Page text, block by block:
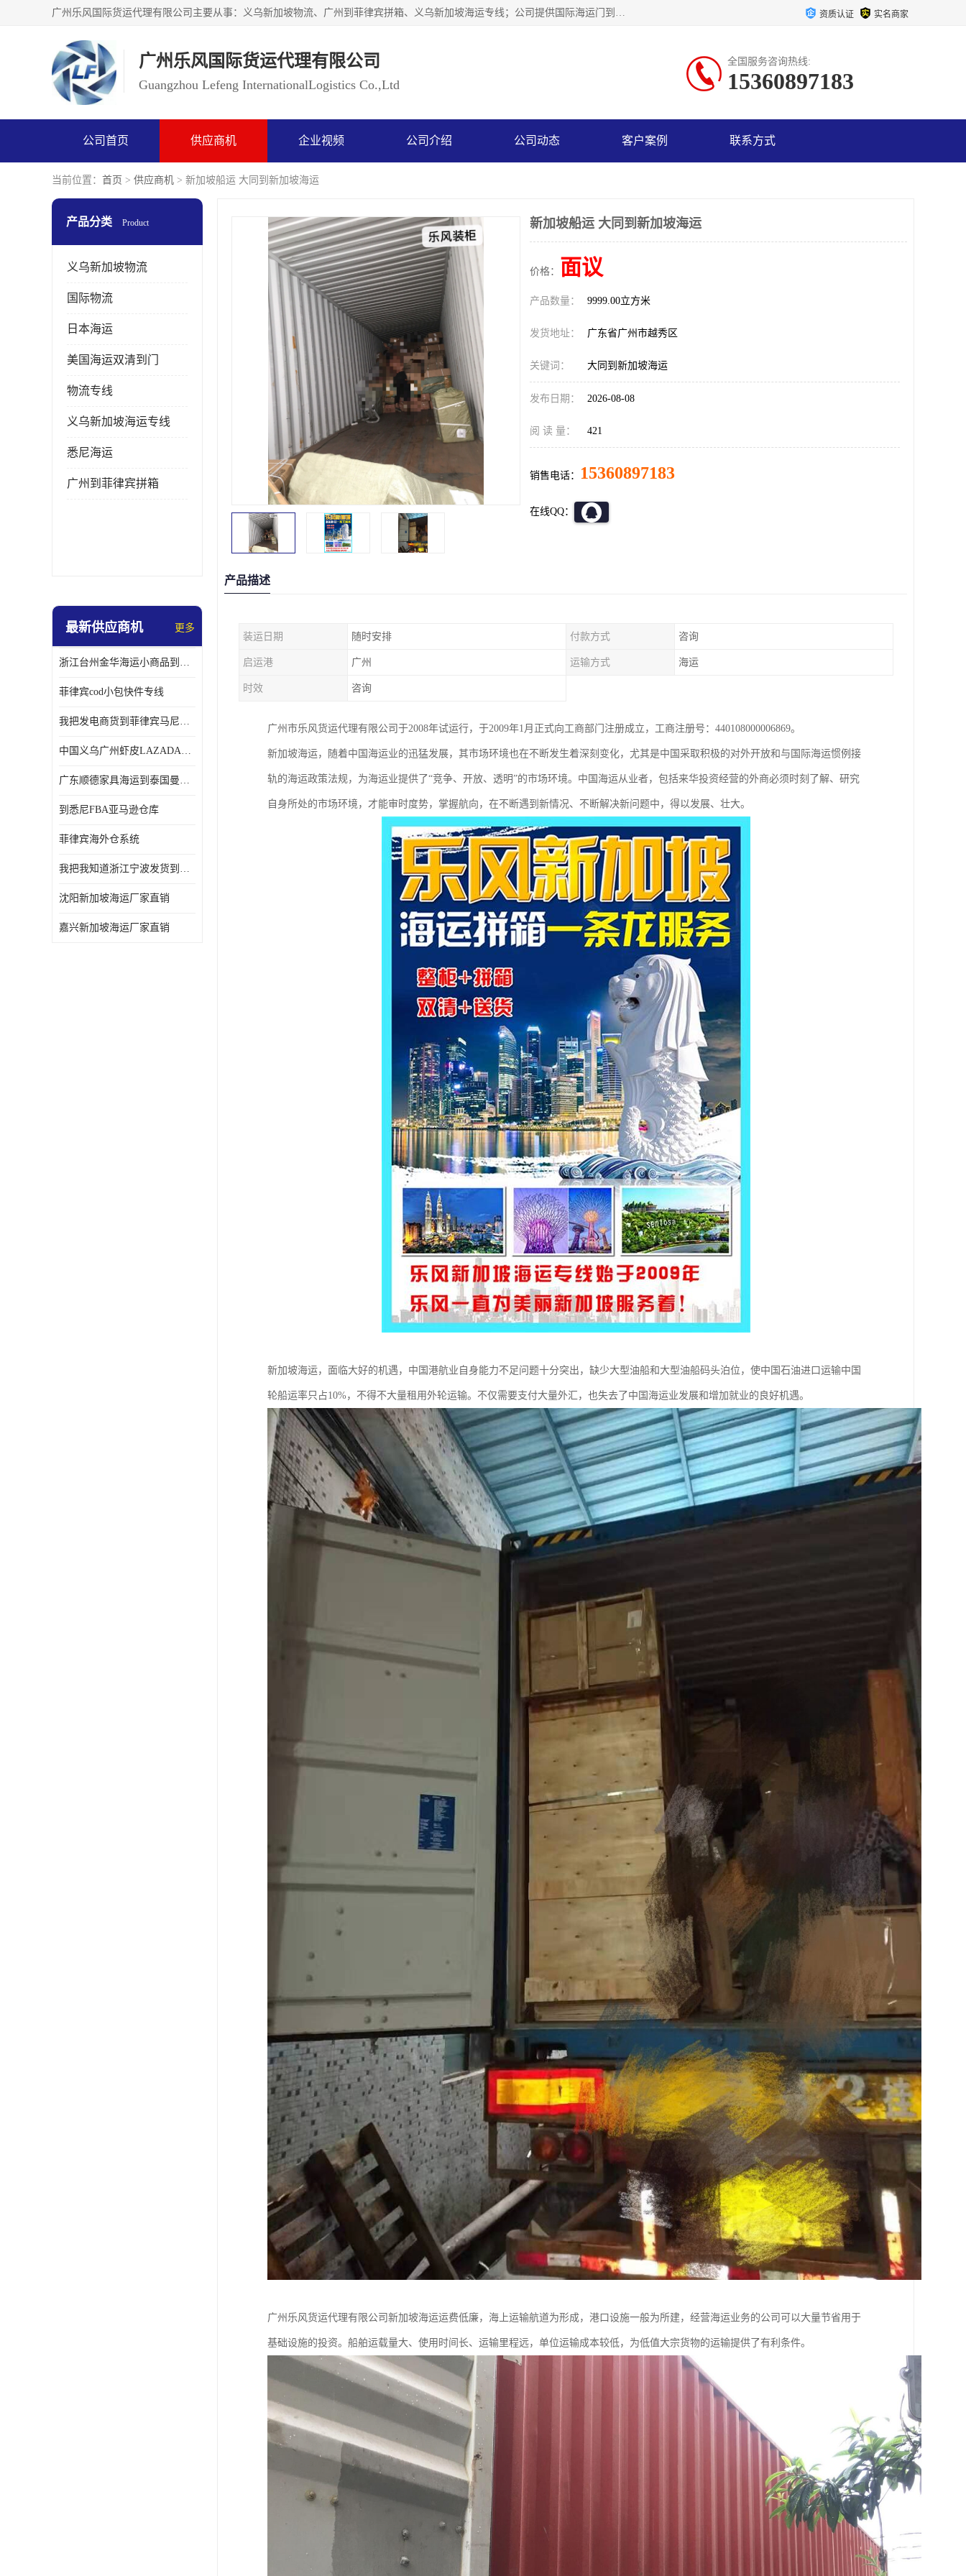
广州乐风国际货运代理有限公司主要从事：义乌新加坡物流、广州到菲律宾拼箱、义乌新加坡海运专线；公司提供国际海运门到门一条龙服务，目前开通的国际海运线路有：澳大利亚国际海运双清到门、美国国际海运双清到门、加拿大国际海运双清到门、新西兰国际海运双清到门等等。以上线路，客户的无论是发小散货拼箱或者包柜发运，我们均可以提供一条龙到门服务，乐风公司有着8年的国际货运到门经验。 资质认证 实名商家
广州乐风国际货运代理有限公司
Guangzhou Lefeng InternationalLogistics Co.,Ltd
全国服务咨询热线:
15360897183
公司首页 供应商机 企业视频 公司介绍 公司动态 客户案例 联系方式
当前位置： 首页 > 供应商机 > 新加坡船运 大同到新加坡海运
产品分类 Product
义乌新加坡物流
国际物流
日本海运
美国海运双清到门
物流专线
义乌新加坡海运专线
悉尼海运
广州到菲律宾拼箱
最新供应商机 更多
浙江台州金华海运小商品到菲律宾马尼拉怎样收费
菲律宾cod小包快件专线
我把发电商货到菲律宾马尼拉独立站海运经验告诉您
中国义乌广州虾皮LAZADA电商货海运菲律宾怎样收费
广东顺德家具海运到泰国曼谷需要提供什么资料给海运公司呢
到悉尼FBA亚马逊仓库
菲律宾海外仓系统
我把我知道浙江宁波发货到菲律宾马尼拉海运流程告诉您
沈阳新加坡海运厂家直销
嘉兴新加坡海运厂家直销
新加坡船运 大同到新加坡海运
价格： 面议
产品数量： 9999.00立方米
发货地址： 广东省广州市越秀区
关键词： 大同到新加坡海运
发布日期： 2026-08-08
阅 读 量： 421
销售电话： 15360897183
在线QQ：
产品描述
装运日期 随时安排 付款方式 咨询
启运港 广州 运输方式 海运
时效 咨询
广州市乐风货运代理有限公司于2008年试运行，于2009年1月正式向工商部门注册成立，工商注册号：440108000006869。
新加坡海运，随着中国海运业的迅猛发展，其市场环境也在不断发生着深刻变化，尤其是中国采取积极的对外开放和与国际海运惯例接
轨的海运政策法规，为海运业提供了“竞争、开放、透明”的市场环境。中国海运从业者，包括来华投资经营的外商必须时刻了解、研究
自身所处的市场环境，才能审时度势，掌握航向，在不断遇到新情况、不断解决新问题中，得以发展、壮大。
新加坡海运，面临大好的机遇，中国港航业自身能力不足问题十分突出，缺少大型油船和大型油船码头泊位，使中国石油进口运输中国
轮船运率只占10%，不得不大量租用外轮运输。不仅需要支付大量外汇，也失去了中国海运业发展和增加就业的良好机遇。
广州乐风货运代理有限公司新加坡海运运费低廉，海上运输航道为形成，港口设施一般为所建，经营海运业务的公司可以大量节省用于
基础设施的投资。船舶运载量大、使用时间长、运输里程远，单位运输成本较低，为低值大宗货物的运输提供了有利条件。